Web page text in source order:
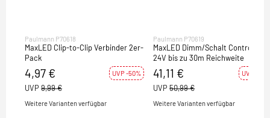
Paulmann P70618
MaxLED Clip-to-Clip Verbinder 2er-
Pack
4,97 € UVP -50%
UVP 9,99 €
Weitere Varianten verfügbar
Paulmann P70619
MaxLED Dimm/Schalt Controller
24V bis zu 30m Reichweite
41,11 € UVP -19%
UVP 50,99 €
Weitere Varianten verfügbar